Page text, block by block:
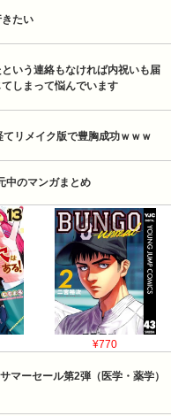
たい
いう連絡もなければ内祝いも届
しまって悩んでいます
てリメイク版で豊胸成功ｗｗｗ
中のマンガまとめ
¥770
マーセール第2弾（医学・薬学）